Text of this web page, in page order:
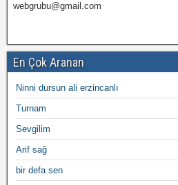
webgrubu@gmail.com
En Çok Aranan
Ninni dursun ali erzincanlı
Turnam
Sevgilim
Arif sağ
bir defa sen